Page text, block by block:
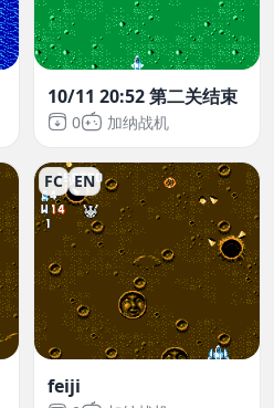
10/11 20:52 第二关结束
0 加纳战机
FC EN
feiji